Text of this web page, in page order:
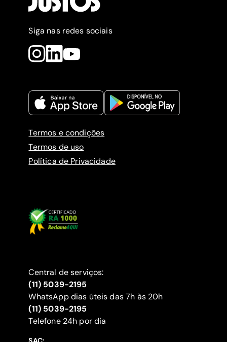
Siga nas redes sociais
Termos e condições
Termos de uso
Política de Privacidade
Central de serviços:
(11) 5039-2195
WhatsApp dias úteis das 7h às 20h
(11) 5039-2195
‍Telefone 24h por dia